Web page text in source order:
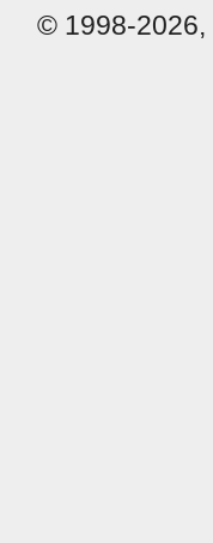
© 1998-2026,